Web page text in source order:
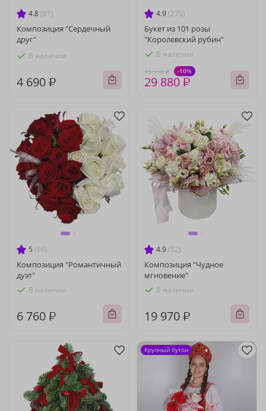
4.8 (81)
Композиция "Сердечный
друг"
В наличии
4 690 ₽
4.9 (275)
Букет из 101 розы
"Королевский рубин"
В наличии
33 110 ₽ -10%
29 880 ₽
5 (66)
Композиция "Романтичный
дуэт"
В наличии
6 760 ₽
4.9 (52)
Композиция "Чудное
мгновение"
В наличии
19 970 ₽
Крупный бутон